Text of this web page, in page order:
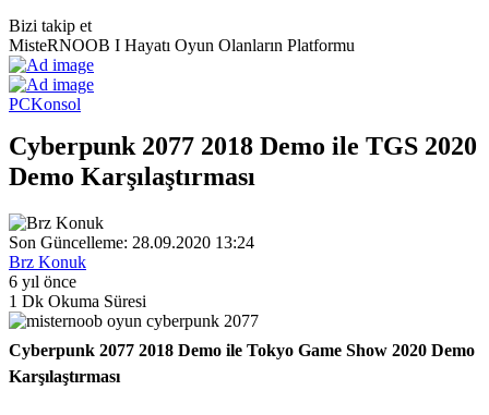
Bizi takip et
MisteRNOOB I Hayatı Oyun Olanların Platformu
PCKonsol
Cyberpunk 2077 2018 Demo ile TGS 2020
Demo Karşılaştırması
Son Güncelleme: 28.09.2020 13:24
Brz Konuk
6 yıl önce
1 Dk Okuma Süresi
Cyberpunk 2077 2018 Demo ile Tokyo Game Show 2020 Demo
Karşılaştırması